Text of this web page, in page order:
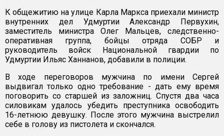
К общежитию на улице Карла Маркса приехали министр
внутренних дел Удмуртии Александр Первухин,
заместитель министра Олег Мальцев, следственно-
оперативная группа, бойцы отряда СОБР и
руководитель войск Национальной гвардии по
Удмуртии Ильяс Ханнанов, добавили в полиции.
В ходе переговоров мужчина по имени Сергей
выдвигал только одно требование - дать ему время
поговорить со старшей из заложниц. Спустя два часа
силовикам удалось убедить преступника освободить
16-летнюю девушку. После этого мужчина выстрелил
себе в голову из пистолета и скончался.